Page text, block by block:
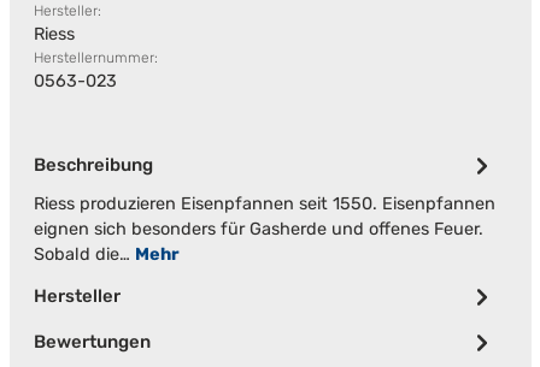
Hersteller:
Riess
Herstellernummer:
0563-023
Beschreibung
Riess produzieren Eisenpfannen seit 1550. Eisenpfannen
eignen sich besonders für Gasherde und offenes Feuer.
Sobald die… Mehr
Hersteller
Bewertungen